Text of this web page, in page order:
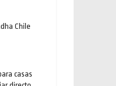
Chile
casas